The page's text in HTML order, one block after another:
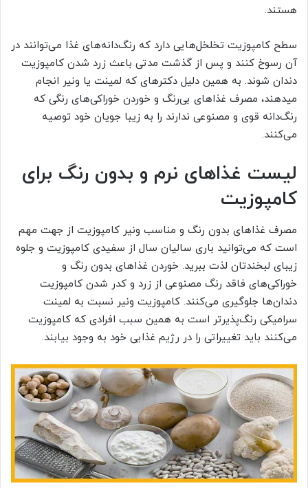
هستند.
سطح کامپوزیت تخلخل‌هایی دارد که رنگ‌دانه‌های غذا می‌توانند در
آن رسوخ کنند و پس از گذشت مدتی باعث زرد شدن کامپوزیت
دندان شوند. به همین دلیل دکترهای که لمینت یا ونیر انجام
میدهند، مصرف غذاهای بی‌رنگ و خوردن خوراکی‌های رنگی که
رنگ‌دانه قوی و مصنوعی ندارند را به زیبا جویان خود توصیه
می‌کنند.
لیست غذاهای نرم و بدون رنگ برای
کامپوزیت
مصرف غذاهای بدون رنگ و مناسب ونیر کامپوزیت از جهت مهم
است که می‌توانید باری سالیان سال از سفیدی کامپوزیت و جلوه
زیبای لبخندتان لذت ببرید. خوردن غذاهای بدون رنگ و
خوراکی‌های فاقد رنگ مصنوعی از زرد و کدر شدن کامپوزیت
دندان‌ها جلوگیری می‌کنند. کامپوزیت ونیر نسبت به لمینت
سرامیکی رنگ‌پذیرتر است به همین سبب افرادی که کامپوزیت
می‌کنند باید تغییراتی را در رژیم غذایی خود به وجود بیابند.